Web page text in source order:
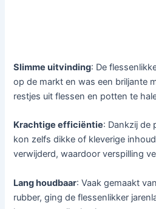
Slimme uitvinding: De
op de markt en was een briljante
restjes uit flessen en potten te
Krachtige efficiëntie: Dankzij de
kon zelfs dikke of kleverige
verwijderd, waardoor verspilling
Lang houdbaar: Vaak gemaakt
rubber, ging de flessenlikker